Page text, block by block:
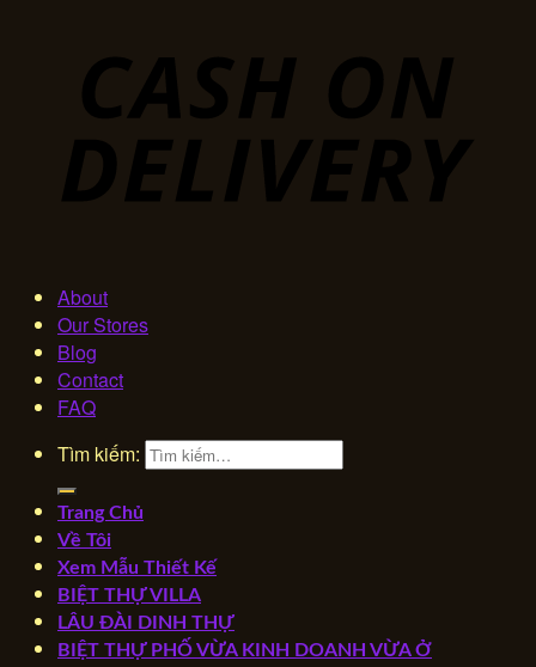
About
Our Stores
Blog
Contact
FAQ
Tìm kiếm:
Trang Chủ
Về Tôi
Xem Mẫu Thiết Kế
BIỆT THỰ VILLA
LÂU ĐÀI DINH THỰ
BIỆT THỰ PHỐ VỪA KINH DOANH VỪA Ở